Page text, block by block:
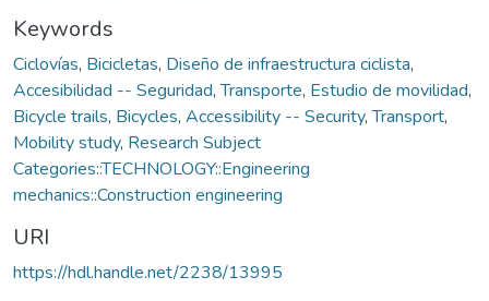
Keywords
Ciclovías, Bicicletas, Diseño de infraestructura ciclista,
Accesibilidad -- Seguridad,Transporte, Estudio de movilidad,
Bicycle trails, Bicycles, Accessibility -- Security,Transport,
Mobility study, Research Subject
Categories::TECHNOLOGY::Engineering
mechanics::Construction engineering
URI
https://hdl.handle.net/2238/13995